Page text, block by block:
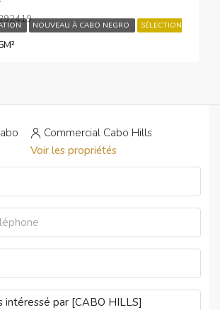
NOUVEAU À CABO NEGRO
SÉLECTION
M²
Commercial Cabo Hills
Voir les propriétés